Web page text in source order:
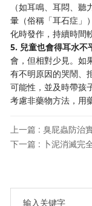
（如耳鳴、耳悶、
暈（俗稱「耳石症」
化時發作，持續時間
5. 兒童也會得耳水不
會，但相對少見。如
有不明原因的哭鬧、
可能性，並及時帶孩
考慮非藥物方法，用
上一篇 : 臭屁蟲防治
下一篇 : 卜泥消滅完